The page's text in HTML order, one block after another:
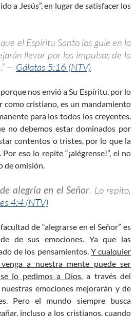
a Jesús”, en lugar de satisfacer los
el Espíritu Santo los guíe en la
llevar por los impulsos de la
— Gálatas 5:16 (NTV)
nos envió a Su Espíritu, por lo
como cristiano, es un mandamiento
para los todos los creyentes.
no debemos estar dominados por
contentos o tristes, por lo que la
eso lo repite “¡alégrense!”, el no
de omisión.
alegría en el Señor. Lo repito,
4:4 (NTV)
de “alegrarse en el Señor” es
de sus emociones. Ya que las
de los pensamientos. Y cualquier
a nuestra mente puede ser
lo pedimos a Dios, a través del
emociones mejorarán y de
Pero el mundo siempre busca
incluso a los cristianos, cuando